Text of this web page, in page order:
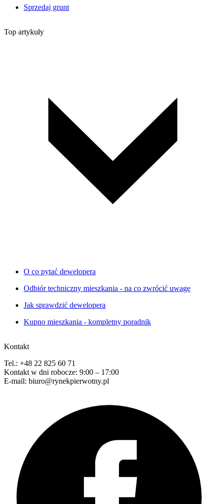
Sprzedaj grunt
Top artykuły
O co pytać dewelopera
Odbiór techniczny mieszkania - na co zwrócić uwagę
Jak sprawdzić dewelopera
Kupno mieszkania - kompletny poradnik
Kontakt
Tel.: +48 22 825 60 71
Kontakt w dni robocze: 9:00 – 17:00
E-mail: biuro@rynekpierwotny.pl